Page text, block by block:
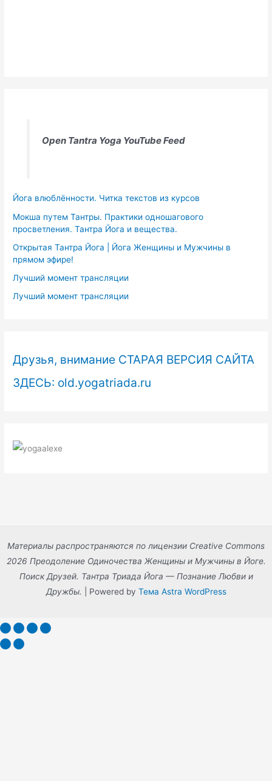
Open Tantra Yoga YouTube Feed
Йога влюблённости. Читка текстов из курсов
Мокша путем Тантры. Практики одношагового
просветления. Тантра Йога и вещества.
Открытая Тантра Йога | Йога Женщины и Мужчины в
прямом эфире!
Лучший момент трансляции
Лучший момент трансляции
Друзья, внимание СТАРАЯ ВЕРСИЯ САЙТА
ЗДЕСЬ: old.yogatriada.ru
Материалы распространяются по лицензии Creative Commons
2026 Преодоление Одиночества Женщины и Мужчины в Йоге.
Поиск Друзей. Тантра Триада Йога — Познание Любви и
Дружбы. | Powered by Тема Astra WordPress